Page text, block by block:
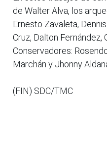
de Walter Alva, los
Ernesto Zavaleta,
Cruz, Dalton Fernández,
Conservadores:
Marchán y Jhonny
(FIN) SDC/TMC